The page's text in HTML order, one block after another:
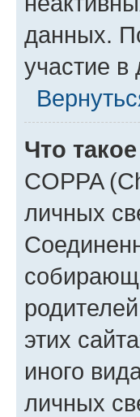
данных.
участие в
Что
COPPA
личных
этих
иного
личных